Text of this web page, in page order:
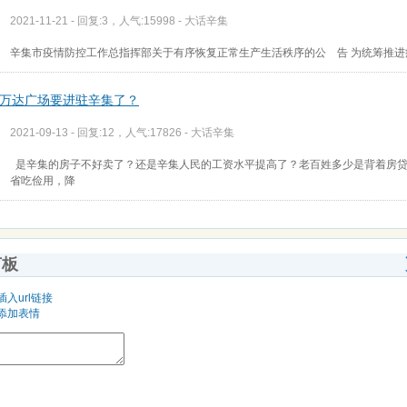
2021-11-21 - 回复:3，人气:15998 - 大话辛集
辛集市疫情防控工作总指挥部关于有序恢复正常生产生活秩序的公 告 为统筹推进
达广场要进驻辛集了？
2021-09-13 - 回复:12，人气:17826 - 大话辛集
是辛集的房子不好卖了？还是辛集人民的工资水平提高了？老百姓多少是背着房贷
省吃俭用，降
入url链接
加表情